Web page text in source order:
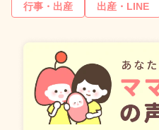
行事・出産
出産・LINE